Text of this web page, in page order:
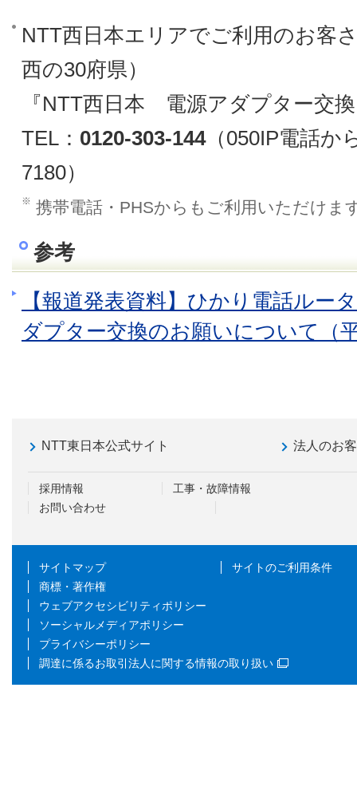
NTT西日本エリアでご利用のお客
西の30府県）
『NTT西日本 電源アダプター交
TEL： 0120-303-144（050IP電話か
7180）
※ 携帯電話・PHSからもご利用いただけま
参考
【報道発表資料】ひかり電話ルー
ダプター交換のお願いについて（
NTT東日本公式サイト 法人のお
採用情報
工事・故障情報
お問い合わせ
サイトマップ
サイトのご利用条件
商標・著作権
ウェブアクセシビリティポリシー
ソーシャルメディアポリシー
プライバシーポリシー
調達に係るお取引法人に関する情報の取り扱い